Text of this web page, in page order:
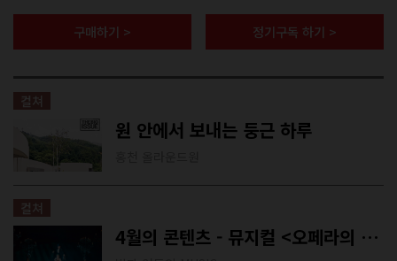
구매하기 > 정기구독 하기 >
컬쳐
원 안에서 보내는 둥근 하루
컬쳐
4월의 콘텐츠 - 뮤지컬 <오페라의 유령>